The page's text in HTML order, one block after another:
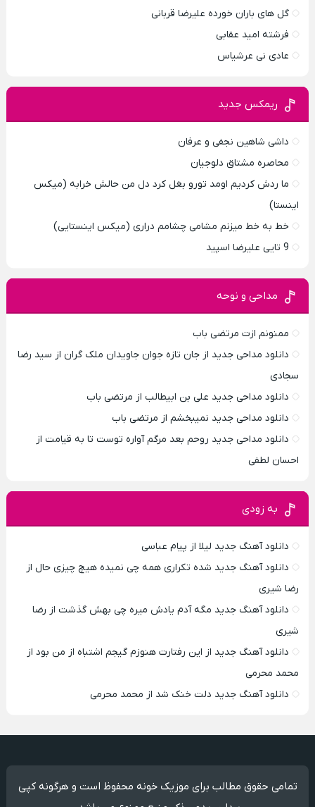
گل های باران خورده علیرضا قربانی
فرشته امید عقابی
عادی نی عرشیاس
ریمکس جدید
داشی شاهین نجفی و عرفان
محاصره مشتاق دلوجیان
ما ردش کردیم اومد تورو بغل کرد دل من حالش خرابه (میکس
اینستا)
خط به خط میزنم مشامی چشامم دراری (میکس اینستایی)
9 تایی علیرضا اسپید
مداحی و نوحه
ممنونم ازت مرتضی باب
دانلود مداحی جدید از جان تازه جوان جاویدان ملک گران از سید رضا
سجادی
دانلود مداحی جدید علی بن ابیطالب از مرتضی باب
دانلود مداحی جدید نمیبخشم از مرتضی باب
دانلود مداحی جدید روحم بعد مرگم آواره توست تا به قیامت از
احسان لطفی
به زودی
دانلود آهنگ جدید لیلا از پیام عباسی
دانلود آهنگ جدید شده تکراری همه چی نمیده هیچ چیزی حال از
رضا شیری
دانلود آهنگ جدید مگه آدم یادش میره چی بهش گذشت از رضا
شیری
دانلود آهنگ جدید از این رفتارت هنوزم گیجم اشتباه از من بود از
محمد محرمی
دانلود آهنگ جدید دلت خنک شد از محمد محرمی
تمامی حقوق مطالب برای موزیک خونه محفوظ است و هرگونه کپی